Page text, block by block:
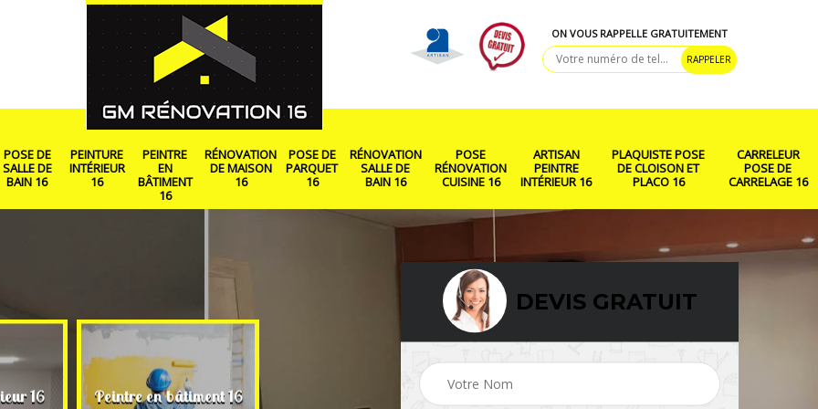
ON VOUS RAPPELLE GRATUITEMENT
POSE DE
SALLE DE
BAIN 16
PEINTURE
INTÉRIEUR
16
PEINTRE
EN
BÂTIMENT
16
RÉNOVATION
DE MAISON
16
POSE DE
PARQUET
16
RÉNOVATION
SALLE DE
BAIN 16
POSE
RÉNOVATION
CUISINE 16
ARTISAN
PEINTRE
INTÉRIEUR 16
PLAQUISTE POSE
DE CLOISON ET
PLACO 16
CARRELEUR
POSE DE
CARRELAGE 16
16 Peintre en bâtiment 16 Rénovation de maison
16 Pose de parquet 16 Rénovation salle de
DEVIS GRATUIT